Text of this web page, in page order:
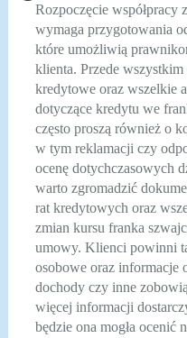
Rozpoczęcie współpracy
wymaga przygotowania
które umożliwią
klienta. Przede
kredytowe oraz wszelkie
dotyczące kredytu we
często proszą również o
w tym reklamacji czy
ocenę dotychczasowych
warto zgromadzić
rat kredytowych oraz
zmian kursu franka
umowy. Klienci powinni
osobowe oraz informacje
dochody czy inne
więcej informacji
będzie ona mogła ocenić